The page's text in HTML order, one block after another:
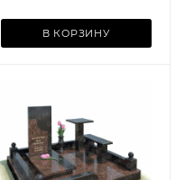
В КОРЗИНУ